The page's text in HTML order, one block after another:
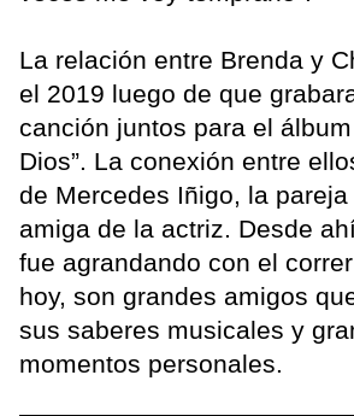
La relación entre Brenda y
el 2019 luego de que
canción juntos para el álbum
Dios”. La conexión entre
de Mercedes Iñigo, la
amiga de la actriz. Desde
fue agrandando con el
hoy, son grandes amigos
sus saberes musicales y
momentos personales.